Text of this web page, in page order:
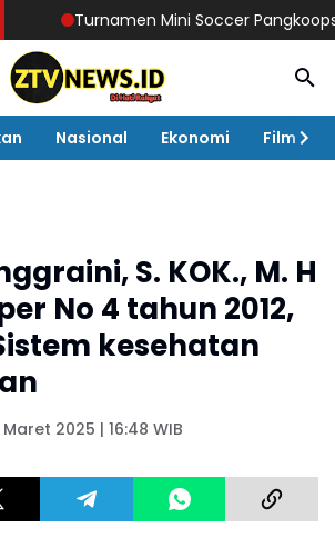
Turnamen Mini Soccer Pangkoops TNI
Nasional Ekonomi Film
S. KOK., M. H
No 4 tahun 2012,
kesehatan
2025 | 16:48 WIB